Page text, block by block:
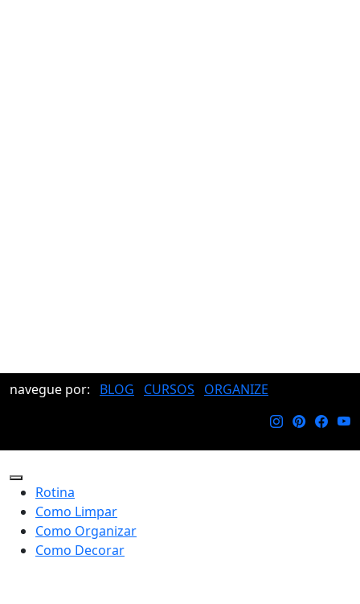
navegue por: BLOG CURSOS ORGANIZE
Rotina
Como Limpar
Como Organizar
Como Decorar